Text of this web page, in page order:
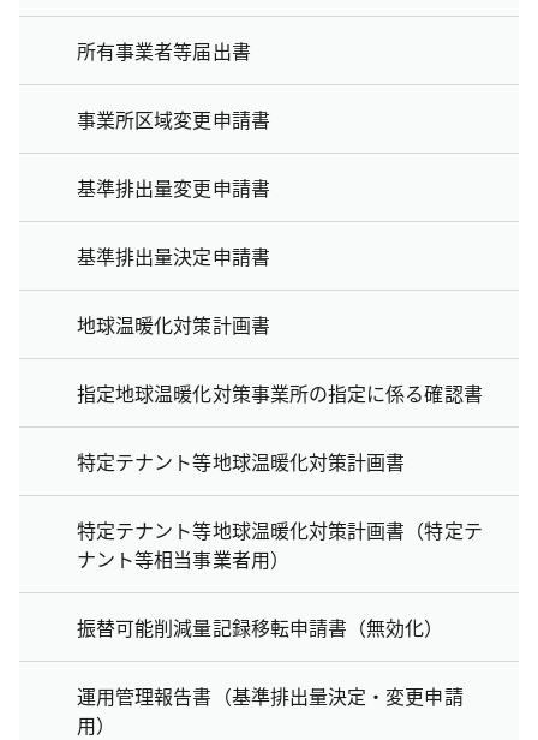
所有事業者等届出書
事業所区域変更申請書
基準排出量変更申請書
基準排出量決定申請書
地球温暖化対策計画書
指定地球温暖化対策事業所の指定に係る確認書
特定テナント等地球温暖化対策計画書
特定テナント等地球温暖化対策計画書（特定テ
ナント等相当事業者用）
振替可能削減量記録移転申請書（無効化）
運用管理報告書（基準排出量決定・変更申請
用）